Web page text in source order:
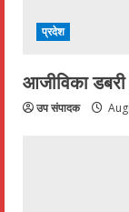
प्रदेश
आजीविका
उप संपादक